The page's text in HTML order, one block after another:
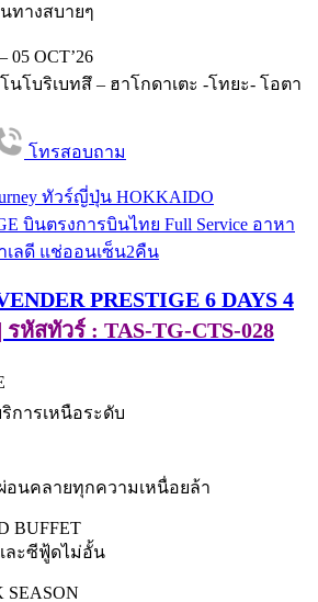
ทางสบายๆ
05 OCT’26
นโบริเบทสึ – ฮาโกดาเตะ -โทยะ- โอตา
โทรสอบถาม
PRESTIGE 6 DAYS 4
| รหัสทัวร์ : TAS-TG-CTS-028
การเหนือระดับ
อนคลายทุกความเหนื่อยล้า
BUFFET
ละซีฟู้ดไม่อั้น
SEASON